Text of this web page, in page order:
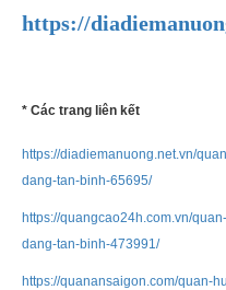
https://
* Các trang liên kết
https://diadiemanuong.net.vn/
dang-tan-binh-65695/
https://quangcao24h.com.vn/
dang-tan-binh-473991/
https://quanansaigon.com/quan-